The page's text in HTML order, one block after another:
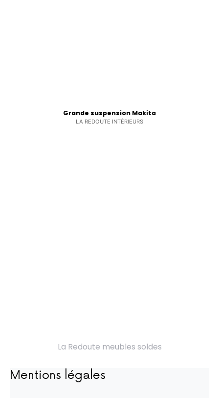
Grande suspension Makita
LA REDOUTE INTÉRIEURS
La Redoute meubles soldes
Mentions légales